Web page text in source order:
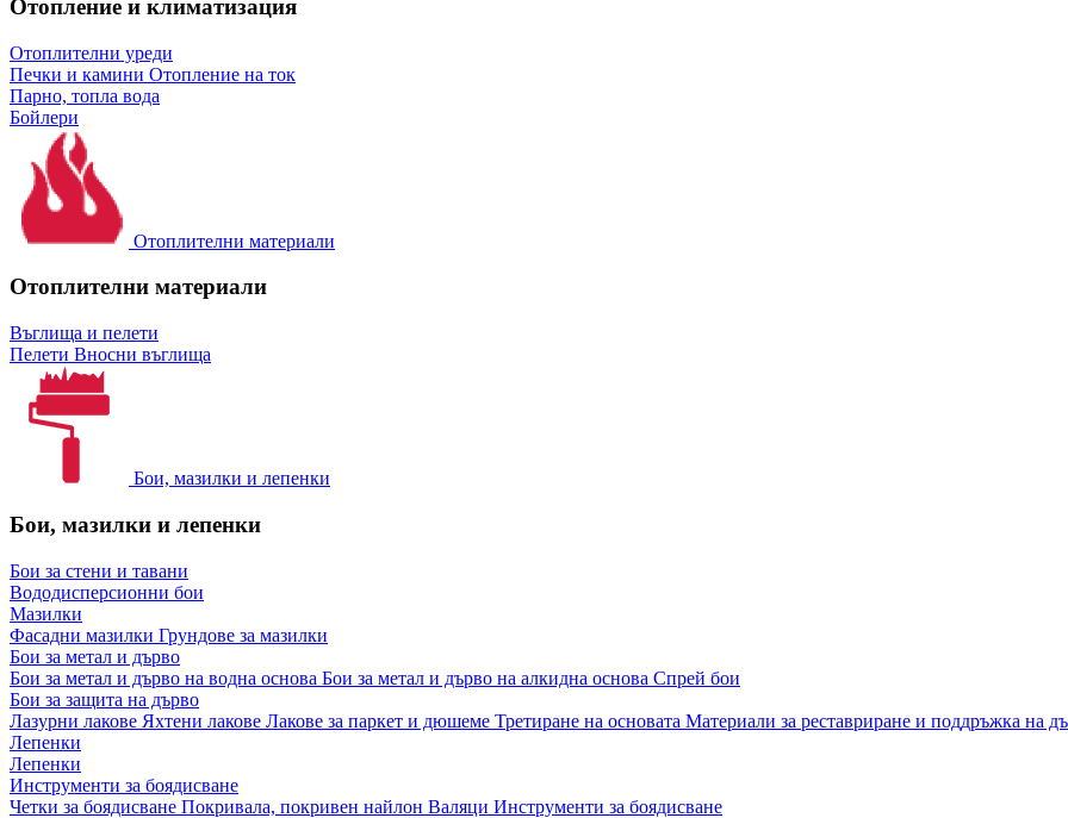
Отопление и климатизация
Отоплителни уреди
Печки и камини Отопление на ток
Парно, топла вода
Бойлери
Отоплителни материали
Отоплителни материали
Въглища и пелети
Пелети Вносни въглища
Бои, мазилки и лепенки
Бои, мазилки и лепенки
Бои за стени и тавани
Вододисперсионни бои
Мазилки
Фасадни мазилки Грундове за мазилки
Бои за метал и дърво
Бои за метал и дърво на водна основа Бои за метал и дърво на алкидна основа Спрей бои
Бои за защита на дърво
Лазурни лакове Яхтени лакове Лакове за паркет и дюшеме Третиране на основата Материали за реставриране и поддръжка на
Лепенки
Лепенки
Инструменти за боядисване
Четки за боядисване Покривала, покривен найлон Валяци Инструменти за боядисване